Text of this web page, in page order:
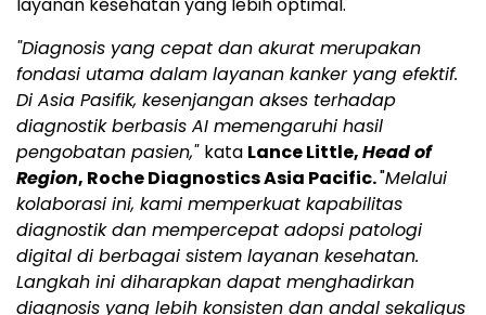
"Diagnosis yang cepat dan akurat merupakan
fondasi utama dalam layanan kanker yang efektif.
Di Asia Pasifik, kesenjangan akses terhadap
diagnostik berbasis AI memengaruhi hasil
pengobatan pasien," kata Lance Little,Head of
Region, Roche Diagnostics Asia Pacific."Melalui
kolaborasi ini, kami memperkuat kapabilitas
diagnostik dan mempercepat adopsi patologi
digital di berbagai sistem layanan kesehatan.
Langkah ini diharapkan dapat menghadirkan
diagnosis yang lebih konsisten dan andal sekaligus